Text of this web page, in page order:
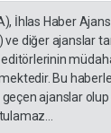
İhlas Haber
ve diğer ajanslar
Bu
ajanslar